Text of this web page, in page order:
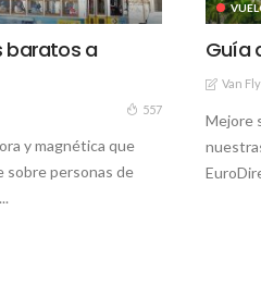
baratos a
557
y magnética que
sobre personas de
Guía
Van
Mejore